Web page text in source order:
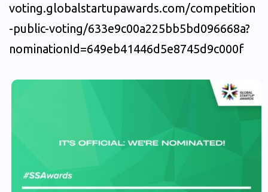
voting.globalstartupawards.com/competition
-public-voting/633e9c00a225bb5bd096668a?
nominationId=649eb41446d5e8745d9c000f